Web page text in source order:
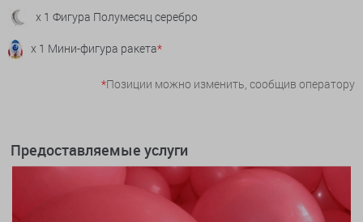
x 1 Фигура Полумесяц серебро
x 1 Мини-фигура ракета*
*Позиции можно изменить, сообщив оператору
Предоставляемые услуги